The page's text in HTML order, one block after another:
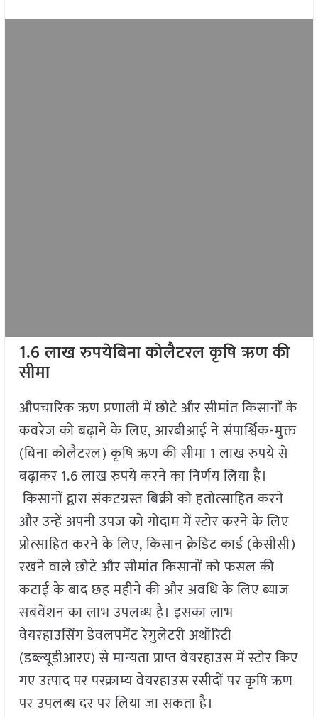
1.6 लाख रुपयेबिना कोलैटरल कृषि ऋण की
सीमा
औपचारिक ऋण प्रणाली में छोटे और सीमांत किसानों के
कवरेज को बढ़ाने के लिए, आरबीआई ने संपार्श्विक-मुक्त
(बिना कोलैटरल) कृषि ऋण की सीमा 1 लाख रुपये से
बढ़ाकर 1.6 लाख रुपये करने का निर्णय लिया है।
किसानों द्वारा संकटग्रस्त बिक्री को हतोत्साहित करने
और उन्हें अपनी उपज को गोदाम में स्टोर करने के लिए
प्रोत्साहित करने के लिए, किसान क्रेडिट कार्ड (केसीसी)
रखने वाले छोटे और सीमांत किसानों को फसल की
कटाई के बाद छह महीने की और अवधि के लिए ब्याज
सबवेंशन का लाभ उपलब्ध है। इसका लाभ
वेयरहाउसिंग डेवलपमेंट रेगुलेटरी अथॉरिटी
(डब्ल्यूडीआरए) से मान्यता प्राप्त वेयरहाउस में स्टोर किए
गए उत्पाद पर परक्राम्य वेयरहाउस रसीदों पर कृषि ऋण
पर उपलब्ध दर पर लिया जा सकता है।